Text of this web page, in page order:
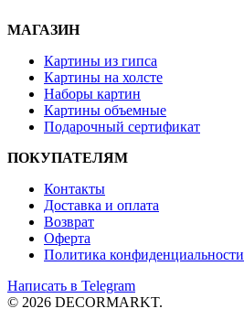
МАГАЗИН
Картины из гипса
Картины на холсте
Наборы картин
Картины объемные
Подарочный сертификат
ПОКУПАТЕЛЯМ
Контакты
Доставка и оплата
Возврат
Оферта
Политика конфиденциальности
Написать в Telegram
© 2026 DECORMARKT.